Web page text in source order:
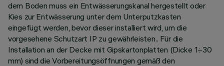
dem Boden muss ein Entwässerungskanal hergestellt oder
Kies zur Entwässerung unter dem Unterputzkasten
eingefügt werden, bevor dieser installiert wird, um die
vorgesehene Schutzart IP zu gewährleisten.. Für die
Installation an der Decke mit Gipskartonplatten (Dicke 1÷30
mm) sind die Vorbereitungsöffnungen gemäß den